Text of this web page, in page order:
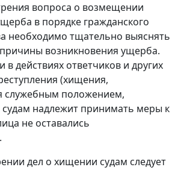
вопроса о возмещении
в порядке гражданского
необходимо тщательно выяснять
возникновения ущерба.
действиях ответчиков и других
(хищения,
служебным положением,
судам надлежит принимать меры к
не оставались
дел о хищении судам следует